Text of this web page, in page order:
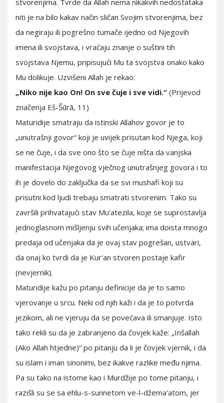
stvorenjima. Tvrde da Allah nema nikakvih nedostataka
niti je na bilo kakav način sličan Svojim stvorenjima, bez
da negiraju ili pogrešno tumače ijedno od Njegovih
imena ili svojstava, i vraćaju znanje o suštini tih
svojstava Njemu, pripisujući Mu ta svojstva onako kako
Mu dolikuje. Uzvišeni Allah je rekao:
„Niko nije kao On! On sve čuje i sve vidi.“ (Prijevod
značenja Eš-Šūrā, 11)
Maturidije smatraju da istinski Allahov govor je to
„unutrašnji govor“ koji je uvijek prisutan kod Njega, koji
se ne čuje, i da sve ono što se čuje ništa da vanjska
manifestacija Njegovog vječnog unutrašnjeg govora i to
ih je dovelo do zaključka da se svi mushafi koji su
prisutni kod ljudi trebaju smatrati stvorenim. Tako su
završili prihvatajući stav Mu'atezila, koje se suprostavlja
jednoglasnom mišljenju svih učenjaka; ima doista mnogo
predaja od učenjaka da je ovaj stav pogrešan, ustvari,
da onaj ko tvrdi da je Kur'an stvoren postaje kafir
(nevjernik).
Maturidije kažu po pitanju definicije da je to samo
vjerovanje u srcu. Neki od njih kaži i da je to potvrda
jezikom, ali ne vjeruju da se povećava ili smanjuje. Isto
tako rekli su da je zabranjeno da čovjek kaže: „Inšallah
(Ako Allah htjedne)“ po pitanju da li je čovjek vjernik, i da
su islam i iman sinonimi, bez ikakve razlike među njima.
Pa su tako na istome kao i Murdžije po tome pitanju, i
razišli su se sa ehlu-s-sunnetom ve-l-džema'atom, jer